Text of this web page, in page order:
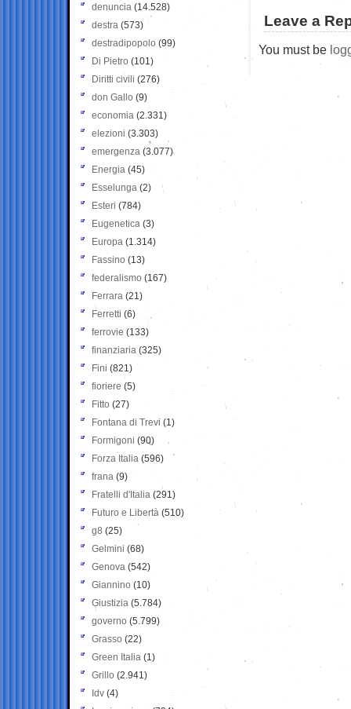
Leave a
You must be
denuncia (14.528)
destra (573)
destradipopolo (99)
Di Pietro (101)
Diritti civili (276)
don Gallo (9)
economia (2.331)
elezioni (3.303)
emergenza (3.077)
Energia (45)
Esselunga (2)
Esteri (784)
Eugenetica (3)
Europa (1.314)
Fassino (13)
federalismo (167)
Ferrara (21)
Ferretti (6)
ferrovie (133)
finanziaria (325)
Fini (821)
fioriere (5)
Fitto (27)
Fontana di Trevi (1)
Formigoni (90)
Forza Italia (596)
frana (9)
Fratelli d'Italia (291)
Futuro e Libertà (510)
g8 (25)
Gelmini (68)
Genova (542)
Giannino (10)
Giustizia (5.784)
governo (5.799)
Grasso (22)
Green Italia (1)
Grillo (2.941)
Idv (4)